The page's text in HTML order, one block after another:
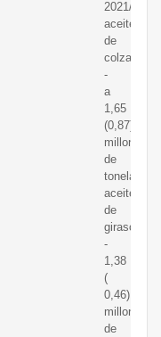
2021/22,
aceite
de
colza
-
a
1,65
(0,87)
millones
de
toneladas,
aceite
de
girasol
-
1,38
(
0,46)
millones
de